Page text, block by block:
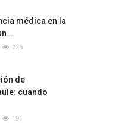
médica en la
226
de
cuando
191